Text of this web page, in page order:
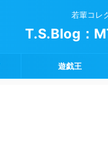
若輩コレ
T.S.Blog：
遊戯王